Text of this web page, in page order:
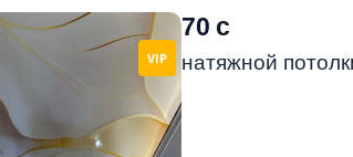
VIP
70 с
натяжной